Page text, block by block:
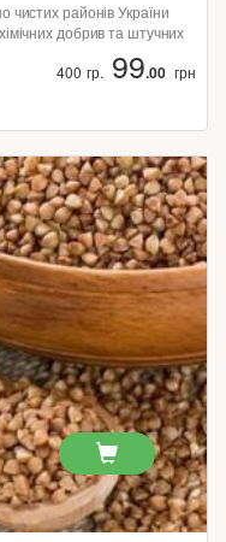
чистих районів України
добрив та штучних
400 гр. 99.00 грн